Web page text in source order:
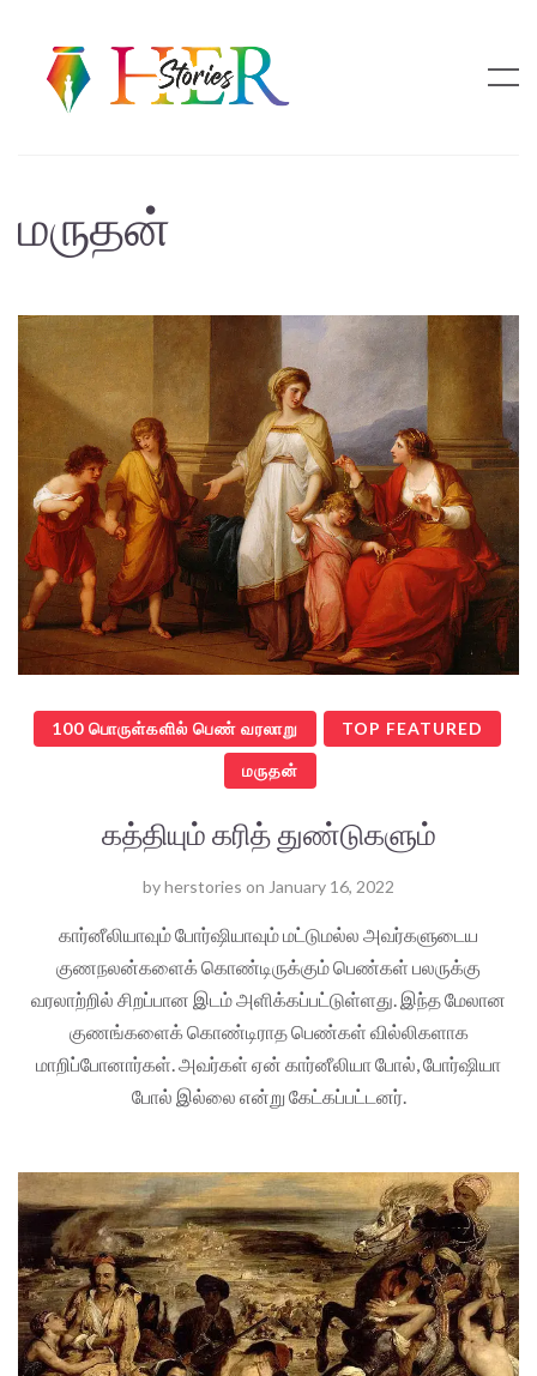
மருதன்
100 பொருள்களில் பெண் வரலாறு TOP FEATURED
மருதன்
கத்தியும் கரித் துண்டுகளும்
byherstories on January 16, 2022
கார்னீலியாவும் போர்ஷியாவும் மட்டுமல்ல அவர்களுடைய
குணநலன்களைக் கொண்டிருக்கும் பெண்கள் பலருக்கு
வரலாற்றில் சிறப்பான இடம் அளிக்கப்பட்டுள்ளது. இந்த மேலான
குணங்களைக் கொண்டிராத பெண்கள் வில்லிகளாக
மாறிப்போனார்கள். அவர்கள் ஏன் கார்னீலியா போல், போர்ஷியா
போல் இல்லை என்று கேட்கப்பட்டனர்.